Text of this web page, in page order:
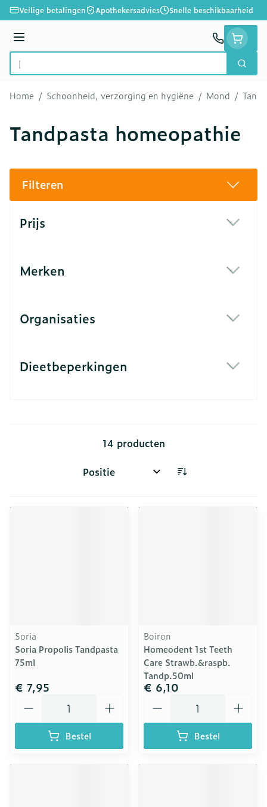
Ga naar de inhoud
Veilige betalingen Apothekersadvies Snelle beschikbaarheid
Menu
Product, merk, categorie...
Zoek
Home / Schoonheid, verzorging en hygiëne / Mond /
Tandpasta homeopathie
Filteren
Prijs
Merken
Organisaties
Dieetbeperkingen
14 producten
Sorteer op:
Soria
Soria Propolis Tandpasta
75ml
€ 7,95
Bestel
Boiron
Homeodent 1st Teeth
Care Strawb.&raspb.
Tandp.50ml
€ 6,10
Bestel